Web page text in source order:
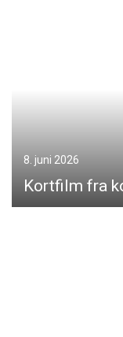
8. juni 2026
Kortfilm fra